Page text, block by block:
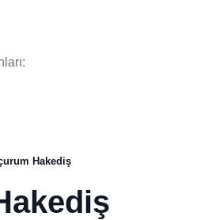
Hakediş